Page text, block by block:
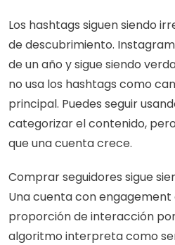
Los hashtags siguen siendo
de descubrimiento.
de un año y sigue siendo
no usa los hashtags como
principal. Puedes seguir
categorizar el contenido,
que una cuenta crece.
Comprar seguidores sigue
Una cuenta con
proporción de interacción
algoritmo interpreta como